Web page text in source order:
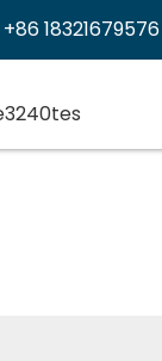
+86 18321679576